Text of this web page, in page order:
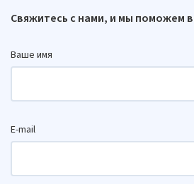
Свяжитесь с нами, и мы поможем
Ваше имя
E-mail